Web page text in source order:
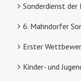
Sonderdienst
6. Mahndorfer
Erster
Kinder- und